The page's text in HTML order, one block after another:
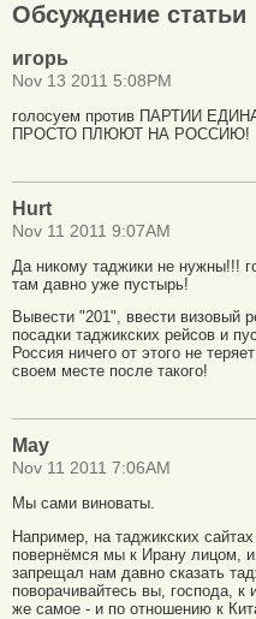
Обсуждение статьи
игорь
Nov 13 2011 5:08PM
голосуем против ПАРТИИ
ПРОСТО ПЛЮЮТ НА РОССИЮ!
Hurt
Nov 11 2011 9:07AM
Да никому таджики не нужны!!!
там давно уже пустырь!
Вывести "201", ввести визовый
посадки таджикских рейсов и
Россия ничего от этого не
своем месте после такого!
Мау
Nov 11 2011 7:06AM
Мы сами виноваты.
Например, на таджикских
повернёмся мы к Ирану лицом,
запрещал нам давно сказать
поворачивайтесь вы, господа,
же самое - и по отношению к